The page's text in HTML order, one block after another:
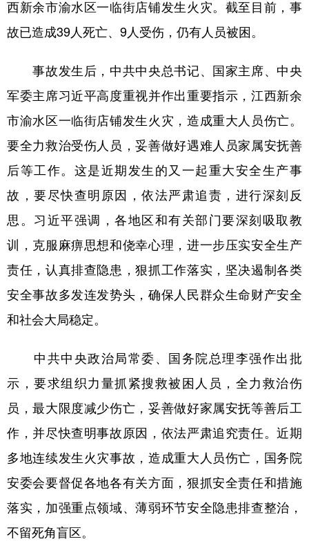
彩票 娱乐 时尚 悦读
公益 一带一路 亚太网 上市公司
文化产业
地方频道
北京 天津 河北 山西
山东 河南 湖北 湖南
广东 广西 海南 重庆
四川 贵州 云南 西藏
陕西
新疆 内蒙古 黑龙江
多语种频道
English Español Français عربى
Русский язык 日本語 한국어
西新余市渝水区一临街店铺发生火灾。截至目前，事
故已造成39人死亡、9人受伤，仍有人员被困。
事故发生后，中共中央总书记、国家主席、中央
军委主席习近平高度重视并作出重要指示，江西新余
市渝水区一临街店铺发生火灾，造成重大人员伤亡。
要全力救治受伤人员，妥善做好遇难人员家属安抚善
后等工作。这是近期发生的又一起重大安全生产事
故，要尽快查明原因，依法严肃追责，进行深刻反
思。习近平强调，各地区和有关部门要深刻吸取教
训，克服麻痹思想和侥幸心理，进一步压实安全生产
责任，认真排查隐患，狠抓工作落实，坚决遏制各类
安全事故多发连发势头，确保人民群众生命财产安全
和社会大局稳定。
中共中央政治局常委、国务院总理李强作出批
示，要求组织力量抓紧搜救被困人员，全力救治伤
员，最大限度减少伤亡，妥善做好家属安抚等善后工
作，并尽快查明事故原因，依法严肃追究责任。近期
多地连续发生火灾事故，造成重大人员伤亡，国务院
安委会要督促各地各有关方面，狠抓安全责任和措施
落实，加强重点领域、薄弱环节安全隐患排查整治，
不留死角盲区。